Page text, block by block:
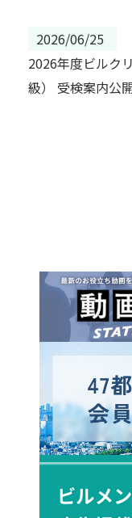
2026/06/25
2026年度ビルク
級） 受検案内公